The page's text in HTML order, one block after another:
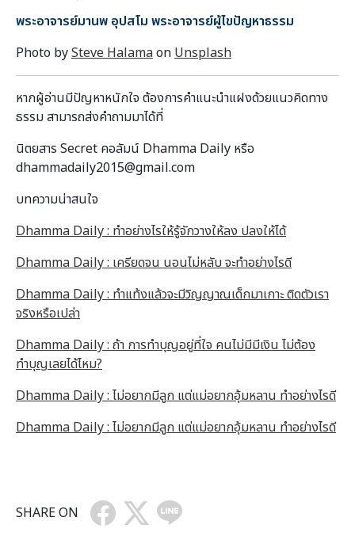
พระอาจารย์มานพ อุปสโม พระอาจารย์ผู้ไขปัญหาธรรม
Photo bySteve Halamaon Unsplash
หากผู้อ่านมีปัญหาหนักใจ ต้องการคำแนะนำแฝงด้วยแนวคิดทาง
ธรรม สามารถส่งคำถามมาได้ที่
นิตยสาร Secret คอลัมน์ Dhamma Daily หรือ
dhammadaily2015@gmail.com
บทความน่าสนใจ
Dhamma Daily : ทำอย่างไรให้รู้จักวางให้ลง ปลงให้ได้
Dhamma Daily : เครียดจน นอนไม่หลับ จะทำอย่างไรดี
Dhamma Daily : ทำแท้งแล้วจะมีวิญญาณเด็กมาเกาะ ติดตัวเรา
จริงหรือเปล่า
Dhamma Daily : ถ้า การทำบุญอยู่ที่ใจ คนไม่มีมีเงิน ไม่ต้อง
ทำบุญเลยได้ไหม?
Dhamma Daily : ไม่อยากมีลูก แต่แม่อยากอุ้มหลาน ทำอย่างไรดี
Dhamma Daily : ไม่อยากมีลูก แต่แม่อยากอุ้มหลาน ทำอย่างไรดี
SHARE ON